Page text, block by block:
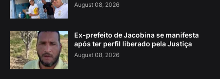
August 08, 2026
Ex-prefeito de Jacobina se manifesta
após ter perfil liberado pela Justiça
August 08, 2026